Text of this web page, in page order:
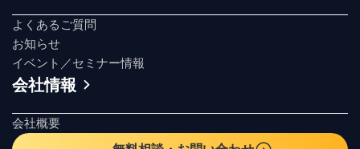
よくあるご質問
お知らせ
イベント／セミナー情報
会社情報
会社概要